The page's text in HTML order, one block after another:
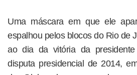
Uma máscara em que ele
espalhou pelos blocos do Rio de
ao dia da vitória da
disputa presidencial de 2014,